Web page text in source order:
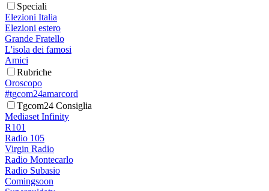
Speciali
Elezioni Italia
Elezioni estero
Grande Fratello
L'isola dei famosi
Amici
Rubriche
Oroscopo
#tgcom24amarcord
Tgcom24 Consiglia
Mediaset Infinity
R101
Radio 105
Virgin Radio
Radio Montecarlo
Radio Subasio
Comingsoon